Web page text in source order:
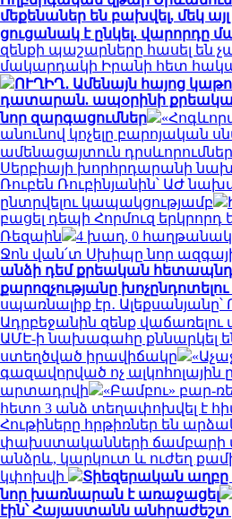
մեքենաներ են բախվել, մեկ այլ
ցուցանակ է ընկել. վարորդը
զենքի պաշարները հասել են
մակարդակի Իրանի հետ
ՈՒՂԻՂ․ Ամենայն հայոց
դատարան. ապօրինի
նոր զարգացումներ
անունով կոչելը բարոյական
ամենացայտուն
Սերբիայի խորհրդարանի
Ռուբեն Ռուբինյանին՝ ԱԺ
ընտրվելու կապակցությամբ
բացել դեպի Հորմուզ երկրորդ
Ռեզաին
4 խաղ, 0
Ջոն վան՛տ Սխիպը նոր
անձի դեմ քրեական
քարոզչությանը խոչընդոտելու
սպառնալիք էր․
Ադրբեջանին զենք վաճառելու
ԱՄԷ-ի նախագահը քննարկել
ստեղծված իրավիճակը
գազավորված ոչ ալկոհոլային
արտադրվի
«Բամբու» բար-
հետո 3 անձ տեղափոխվել է
Հութիները հրթիռներ են
փախստականների ճամբարի
անձրև, կարկուտ և ուժեղ
կփոխվի
Տիեզերական աղբը
նոր խառնարան է առաջացել
էին՝ Հայաստանն անհրաժեշտ